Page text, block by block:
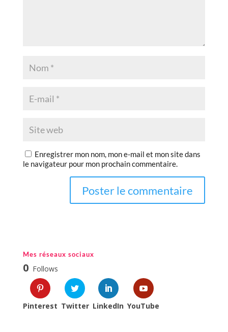
Enregistrer mon nom, mon e-mail et mon site dans
le navigateur pour mon prochain commentaire.
Mes réseaux sociaux
0 Follows
Pinterest Twitter LinkedIn YouTube